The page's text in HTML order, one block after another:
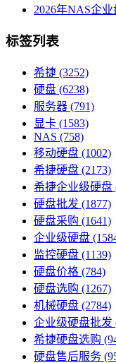
2026年NAS企
标签列表
希捷 (3252)
硬盘 (6238)
服务器 (791)
显卡 (1583)
NAS (758)
移动硬盘 (1002)
希捷硬盘 (2173)
希捷企业级硬盘
硬盘批发 (1877)
硬盘采购 (1641)
企业级硬盘
监控硬盘 (1139)
硬盘价格 (784)
硬盘选购 (1267)
机械硬盘 (2784)
企业级硬盘批发
希捷硬盘选购
硬盘售后服务